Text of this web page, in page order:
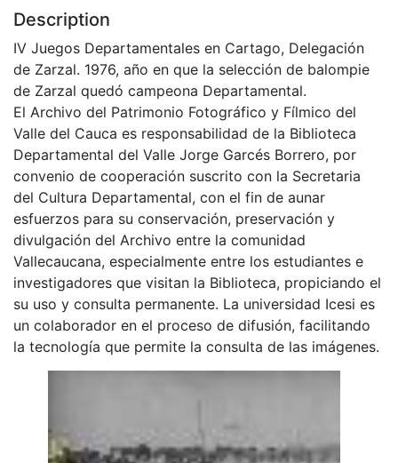
Description
IV Juegos Departamentales en Cartago, Delegación
de Zarzal. 1976, año en que la selección de balompie
de Zarzal quedó campeona Departamental.
El Archivo del Patrimonio Fotográfico y Fílmico del
Valle del Cauca es responsabilidad de la Biblioteca
Departamental del Valle Jorge Garcés Borrero, por
convenio de cooperación suscrito con la Secretaria
del Cultura Departamental, con el fin de aunar
esfuerzos para su conservación, preservación y
divulgación del Archivo entre la comunidad
Vallecaucana, especialmente entre los estudiantes e
investigadores que visitan la Biblioteca, propiciando el
su uso y consulta permanente. La universidad Icesi es
un colaborador en el proceso de difusión, facilitando
la tecnología que permite la consulta de las imágenes.